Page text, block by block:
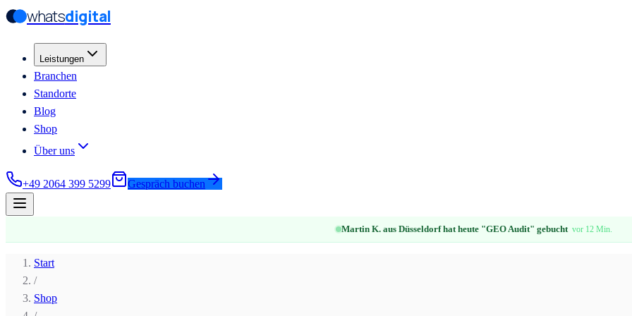
Zum Hauptinhalt springen
Zum Hauptinhalt springen
whatsdigital
Leistungen
Branchen
Standorte
Blog
Shop
Über uns
+49 2064 399 5299 Gespräch buchen
Martin K. aus Düsseldorf hat heute "GEO Audit" gebucht vor 12 Min.
Start
/
Shop